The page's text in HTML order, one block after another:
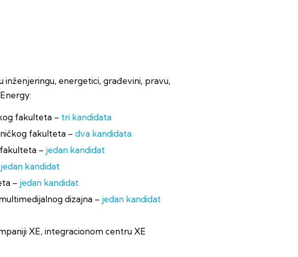
inženjeringu, energetici, građevini, pravu,
fakulteta – tri kandidata
fakulteta – dva kandidata
– jedan kandidat
jedan kandidat
– jedan kandidat
dizajna – jedan kandidat
XE, integracionom centru XE